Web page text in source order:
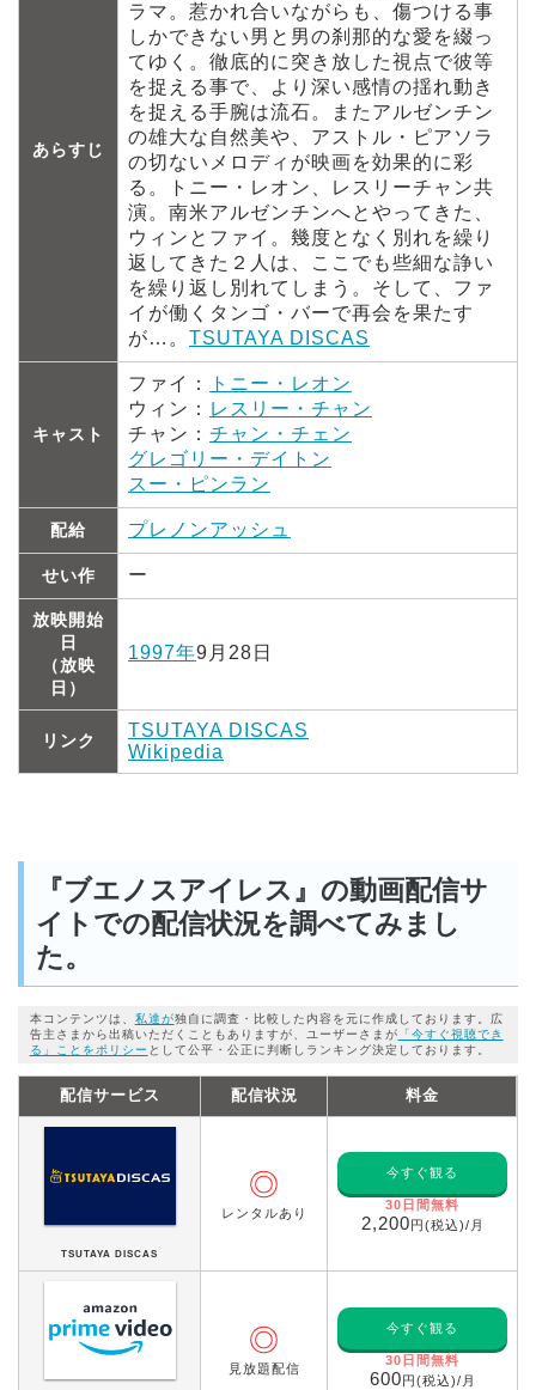
あらすじ
ラマ。惹かれ合いながらも、傷つける事
しかできない男と男の刹那的な愛を綴っ
てゆく。徹底的に突き放した視点で彼等
を捉える事で、より深い感情の揺れ動き
を捉える手腕は流石。またアルゼンチン
の雄大な自然美や、アストル・ピアソラ
の切ないメロディが映画を効果的に彩
る。トニー・レオン、レスリーチャン共
演。南米アルゼンチンへとやってきた、
ウィンとファイ。幾度となく別れを繰り
返してきた２人は、ここでも些細な諍い
を繰り返し別れてしまう。そして、ファ
イが働くタンゴ・バーで再会を果たす
が…。 TSUTAYA DISCAS
キャスト
ファイ：
トニー・レオン
ウィン： レスリー・チャン
チャン： チャン・チェン
グレゴリー・デイトン
スー・ピンラン
配給 プレノンアッシュ
せい作 ー
放映開始
日
（放映
日）
1997年9月28日
リンク
TSUTAYA DISCAS
Wikipedia
『ブエノスアイレス』の動画配信サ
イトでの配信状況を調べてみまし
た。
本コンテンツは、 私達が独自に調査・比較した内容を元に作成しております。広
告主さまから出稿いただくこともありますが、ユーザーさまが 「今すぐ視聴でき
る」ことをポリシー として公平・公正に判断しランキング決定しております。
配信サービス 配信状況 料金
TSUTAYA DISCAS
◎
レンタルあり
今すぐ観る
30日間無料
2,200円(税込)/月
◎
見放題配信
今すぐ観る
30日間無料
600円(税込)/月